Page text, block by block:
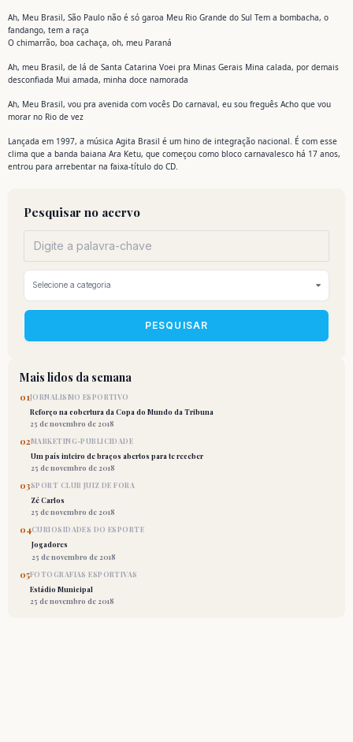
Ah, Meu Brasil, São Paulo não é só garoa Meu Rio Grande do Sul Tem a bombacha, o
fandango, tem a raça
O chimarrão, boa cachaça, oh, meu Paraná
Ah, meu Brasil, de lá de Santa Catarina Voei pra Minas Gerais Mina calada, por demais
desconfiada Mui amada, minha doce namorada
Ah, Meu Brasil, vou pra avenida com vocês Do carnaval, eu sou freguês Acho que vou
morar no Rio de vez
Lançada em 1997, a música Agita Brasil é um hino de integração nacional. É com esse
clima que a banda baiana Ara Ketu, que começou como bloco carnavalesco há 17 anos,
entrou para arrebentar na faixa-título do CD.
Pesquisar no acervo
PESQUISAR
Mais lidos da semana
01JORNALISMO ESPORTIVO
Reforço na cobertura da Copa do Mundo da Tribuna
25 de novembro de 2018
02MARKETING-PUBLICIDADE
Um país inteiro de braços abertos para te receber
25 de novembro de 2018
03SPORT CLUB JUIZ DE FORA
Zé Carlos
25 de novembro de 2018
04CURIOSIDADES DO ESPORTE
Jogadores
25 de novembro de 2018
05FOTOGRAFIAS ESPORTIVAS
Estádio Municipal
25 de novembro de 2018